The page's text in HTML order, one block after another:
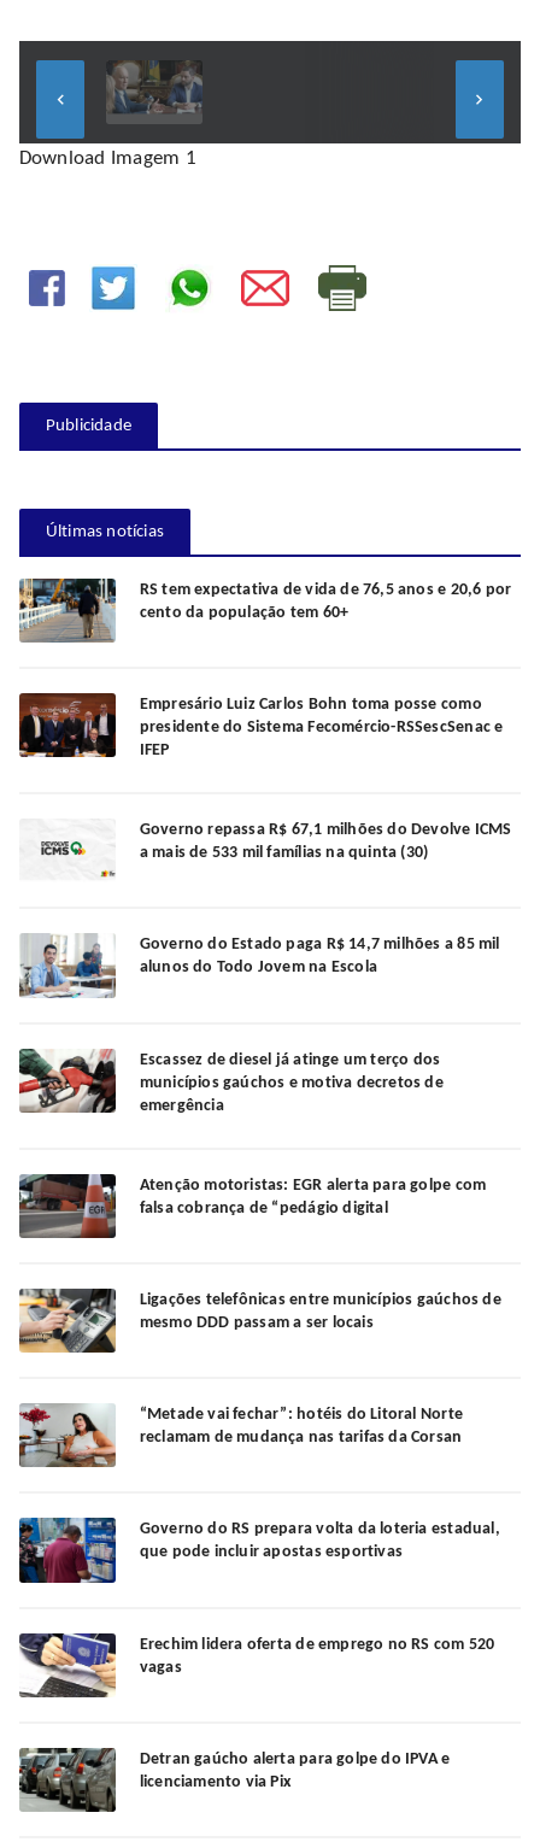
keyboard_arrow_left keyboard_arrow_right
Download Imagem 1
Publicidade
Últimas notícias
RS tem expectativa de vida de 76,5 anos e 20,6 por
cento da população tem 60+
Empresário Luiz Carlos Bohn toma posse como
presidente do Sistema Fecomércio-RSSescSenac e
IFEP
Governo repassa R$ 67,1 milhões do Devolve ICMS
a mais de 533 mil famílias na quinta (30)
Governo do Estado paga R$ 14,7 milhões a 85 mil
alunos do Todo Jovem na Escola
Escassez de diesel já atinge um terço dos
municípios gaúchos e motiva decretos de
emergência
Atenção motoristas: EGR alerta para golpe com
falsa cobrança de “pedágio digital
Ligações telefônicas entre municípios gaúchos de
mesmo DDD passam a ser locais
“Metade vai fechar”: hotéis do Litoral Norte
reclamam de mudança nas tarifas da Corsan
Governo do RS prepara volta da loteria estadual,
que pode incluir apostas esportivas
Erechim lidera oferta de emprego no RS com 520
vagas
Detran gaúcho alerta para golpe do IPVA e
licenciamento via Pix